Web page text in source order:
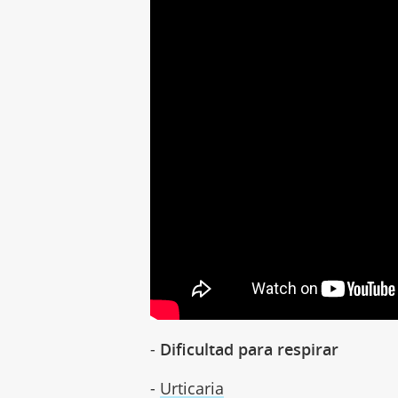
- Dificultad para respirar
- Urticaria